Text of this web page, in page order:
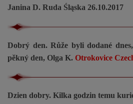
Janina D. Ruda Śląska 26.10.2017
Dobrý den. Růže byli dodané
pěkný den, Olga K. Otrokovice
Dzien dobry. Kilka godzin temu